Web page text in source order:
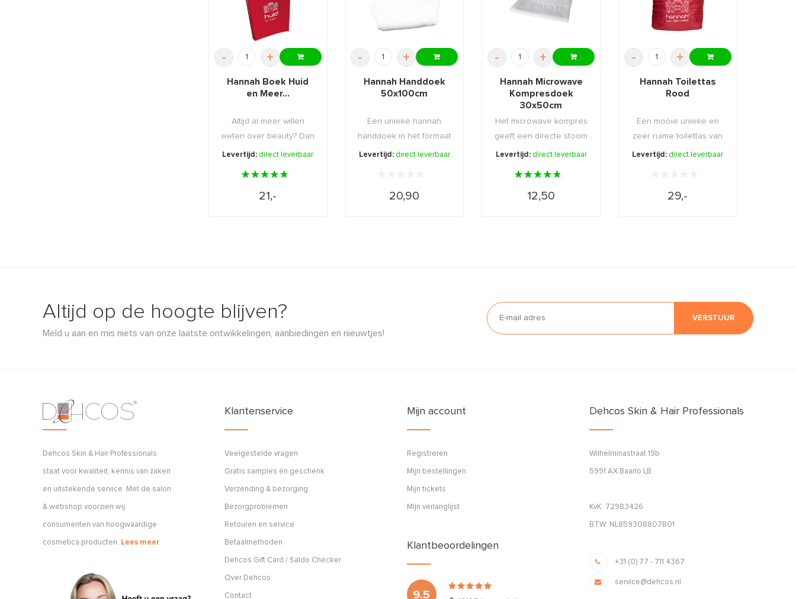
- +
Hannah Boek Huid
en Meer...
Altijd al meer willen
weten over beauty? Dan
is dit boek een ...
Levertijd: direct leverbaar
21,-
- +
Hannah Handdoek
50x100cm
Een unieke hannah
handdoek in het formaat
50x100cm.
Levertijd: direct leverbaar
20,90
- +
Hannah Microwave
Kompresdoek
30x50cm
Het microwave kompres
geeft een directe stoom
af.
Levertijd: direct leverbaar
12,50
- +
Hannah Toilettas
Rood
Een mooie unieke en
zeer ruime toilettas van
hannah.
Levertijd: direct leverbaar
29,-
Altijd op de hoogte blijven?
Meld u aan en mis niets van onze laatste ontwikkelingen, aanbiedingen en nieuwtjes!
VERSTUUR
Dehcos Skin & Hair Professionals
staat voor kwaliteit, kennis van zaken
en uitstekende service. Met de salon
& webshop voorzien wij
consumenten van hoogwaardige
cosmetica producten. Lees meer
Klantenservice
Veelgestelde vragen
Gratis samples én geschenk
Verzending & bezorging
Bezorgproblemen
Retouren en service
Betaalmethoden
Dehcos Gift Card / Saldo Checker
Over Dehcos
Contact
Mijn account
Registreren
Mijn bestellingen
Mijn tickets
Mijn verlanglijst
Klantbeoordelingen
9.5
Dehcos Skin & Hair Professionals
Wilhelminastraat 19b
5991 AX Baarlo LB
KvK: 72983426
BTW: NL859308807B01
+31 (0) 77 - 711 4367
service@dehcos.nl